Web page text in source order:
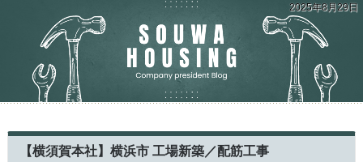
2025年8月29日
【横須賀本社】横浜市 工場新築／配筋工事